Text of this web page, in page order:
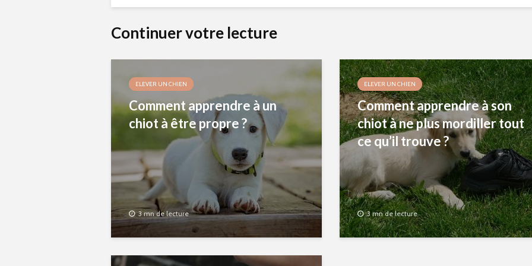
Continuer votre lecture
ELEVER UN CHIEN
Comment apprendre à un
chiot à être propre ?
3 mn de lecture
ELEVER UN CHIEN
Comment apprendre à son
chiot à ne plus mordiller tout
ce qu’il trouve ?
3 mn de lecture